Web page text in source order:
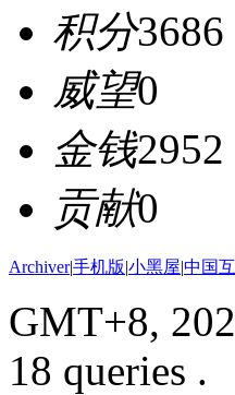
积分3686
威望0
金钱2952
贡献0
Archiver|手机版|小黑屋|中国
GMT+8,
18 queries .